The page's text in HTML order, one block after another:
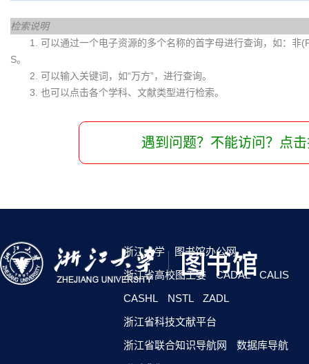
检索说明
1. 可以通过一个电子资源的多个名称的首字母进行查询，如：
S。
2. 可以输入关键词，如“万方”，进行查询。
3. 也可以点击各个学科、文献类型进行检索。
遇到问题？不能访问？点
浙江大学
图书馆办公网
浙江省高校图工委
CADAL
CALIS
CASHL
NSTL
ZADL
浙江省科技文献平台
浙江省联合知识导航网
数据库导航